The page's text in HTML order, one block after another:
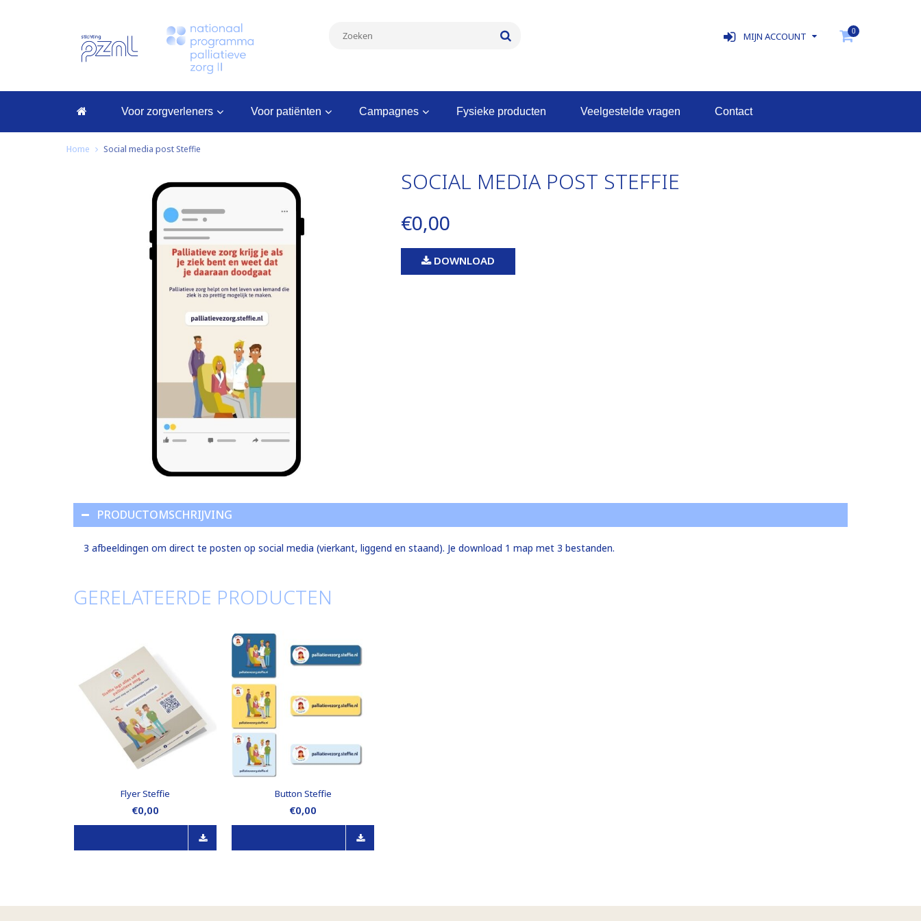
0
MIJN ACCOUNT
voor zorgverleners voor patiënten campagnes fysieke producten veelgestelde vragen contact
Home Social media post Steffie
SOCIAL MEDIA POST STEFFIE
€0,00
DOWNLOAD
PRODUCTOMSCHRIJVING
3 afbeeldingen om direct te posten op social media (vierkant, liggend en staand). Je download 1 map met 3 bestanden.
GERELATEERDE PRODUCTEN
Flyer Steffie
€0,00
Button Steffie
€0,00